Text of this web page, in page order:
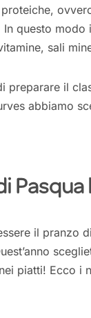
questo
sali
preparare il
abbiamo
il pranzo
piatti! Ecco i